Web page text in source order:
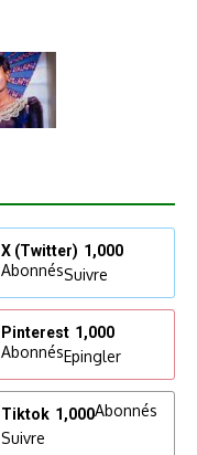
X (Twitter) 1,000
AbonnésSuivre
Pinterest 1,000
AbonnésEpingler
Tiktok 1,000Abonnés
Suivre